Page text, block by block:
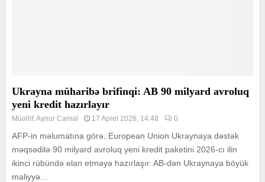
Ukrayna müharibə brifinqi: AB 90 milyard avroluq
yeni kredit hazırlayır
Müəllif:Aynur Camal 17 Aprel 2026, 14:48 0
AFP-in məlumatına görə, European Union Ukraynaya dəstək
məqsədilə 90 milyard avroluq yeni kredit paketini 2026-cı ilin
ikinci rübündə elan etməyə hazırlaşır. AB-dən Ukraynaya böyük
maliyyə...